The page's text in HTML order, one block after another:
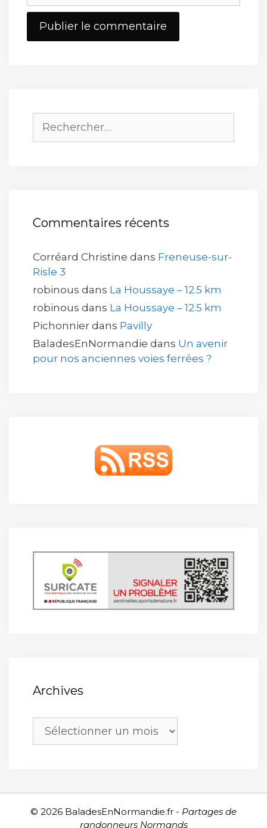
Site
Rechercher :
Commentaires récents
Corréard Christine dans Freneuse-sur-
Risle 3
robinous dans La Houssaye – 12.5 km
robinous dans La Houssaye – 12.5 km
Pichonnier dans Pavilly
BaladesEnNormandie dans Un avenir
pour nos anciennes voies ferrées ?
Archives
Archives
© 2026 BaladesEnNormandie.fr - Partages de
randonneurs Normands